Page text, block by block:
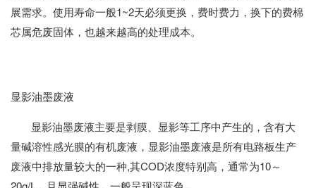
展需求。使用寿命一般1~2天必须更换，费时费力，换下的费棉
芯属危废固体，也越来越高的处理成本。
显影油墨废液
显影油墨废液主要是剥膜、显影等工序中产生的，含有大
量碱溶性感光膜的有机废液，显影油墨废液是所有电路板生产
废液中排放量较大的一种,其COD浓度特别高，通常为10～